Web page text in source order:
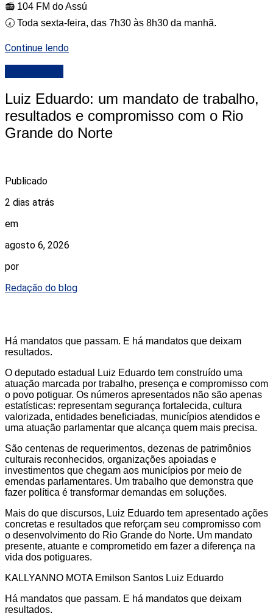
📻 104 FM do Assú
🕢 Toda sexta-feira, das 7h30 às 8h30 da manhã.
Continue lendo
Luiz Eduardo: um mandato de trabalho,
resultados e compromisso com o Rio
Grande do Norte
Publicado
2 dias atrás
em
agosto 6, 2026
por
Redação do blog
Há mandatos que passam. E há mandatos que deixam
resultados.
O deputado estadual Luiz Eduardo tem construído uma
atuação marcada por trabalho, presença e compromisso com
o povo potiguar. Os números apresentados não são apenas
estatísticas: representam segurança fortalecida, cultura
valorizada, entidades beneficiadas, municípios atendidos e
uma atuação parlamentar que alcança quem mais precisa.
São centenas de requerimentos, dezenas de patrimônios
culturais reconhecidos, organizações apoiadas e
investimentos que chegam aos municípios por meio de
emendas parlamentares. Um trabalho que demonstra que
fazer política é transformar demandas em soluções.
Mais do que discursos, Luiz Eduardo tem apresentado ações
concretas e resultados que reforçam seu compromisso com
o desenvolvimento do Rio Grande do Norte. Um mandato
presente, atuante e comprometido em fazer a diferença na
vida dos potiguares.
KALLYANNO MOTA Emilson Santos Luiz Eduardo
Há mandatos que passam. E há mandatos que deixam
resultados.